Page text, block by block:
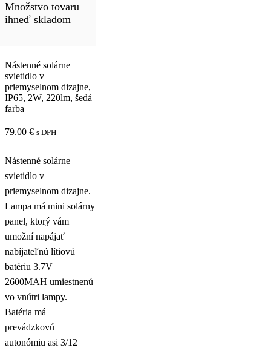
Množstvo tovaru
ihneď skladom
Nástenné solárne
svietidlo v
priemyselnom dizajne,
IP65, 2W, 220lm, šedá
farba
79.00 € s DPH
Nástenné solárne
svietidlo v
priemyselnom dizajne.
Lampa má mini solárny
panel, ktorý vám
umožní napájať
nabíjateľnú lítiovú
batériu 3.7V
2600MAH umiestnenú
vo vnútri lampy.
Batéria má
prevádzkovú
autonómiu asi 3/12